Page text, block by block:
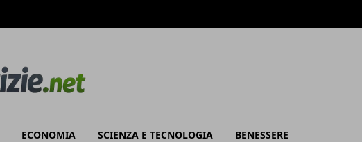
ECONOMIA SCIENZA E TECNOLOGIA BENESSERE